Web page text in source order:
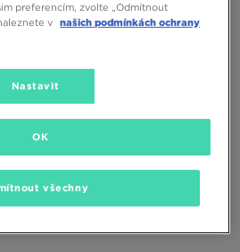
CREP WKŁADKA DO BUTÓW
preferencím, zvolte „Odmítnout
v našich podmínkách ochrany
Nastavit
všechny
OK